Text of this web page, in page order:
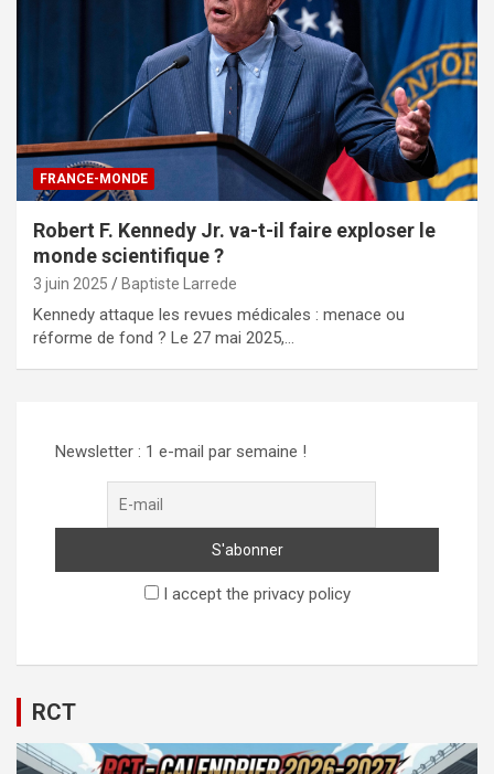
FRANCE-MONDE
Robert F. Kennedy Jr. va-t-il faire exploser le
monde scientifique ?
3 juin 2025 Baptiste Larrede
Kennedy attaque les revues médicales : menace ou
réforme de fond ? Le 27 mai 2025,…
Newsletter : 1 e-mail par semaine !
I accept the privacy policy
RCT